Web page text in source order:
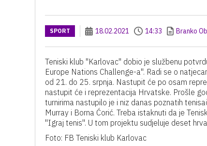
SPORT 18.02.2021 14:33 Branko
Teniski klub "Karlovac" dobio je službenu
Europe Nations Challenge-a". Radi se o
od 21. do 25. srpnja. Nastupit će po osam
nastupit će i reprezentacija Hrvatske. Prošle
turnirima nastupilo je i niz danas poznatih
Murray i Borna Ćorić. Treba istaknuti da je
"Igraj tenis". U tom projektu sudjeluje deset
Foto: FB Teniski klub Karlovac